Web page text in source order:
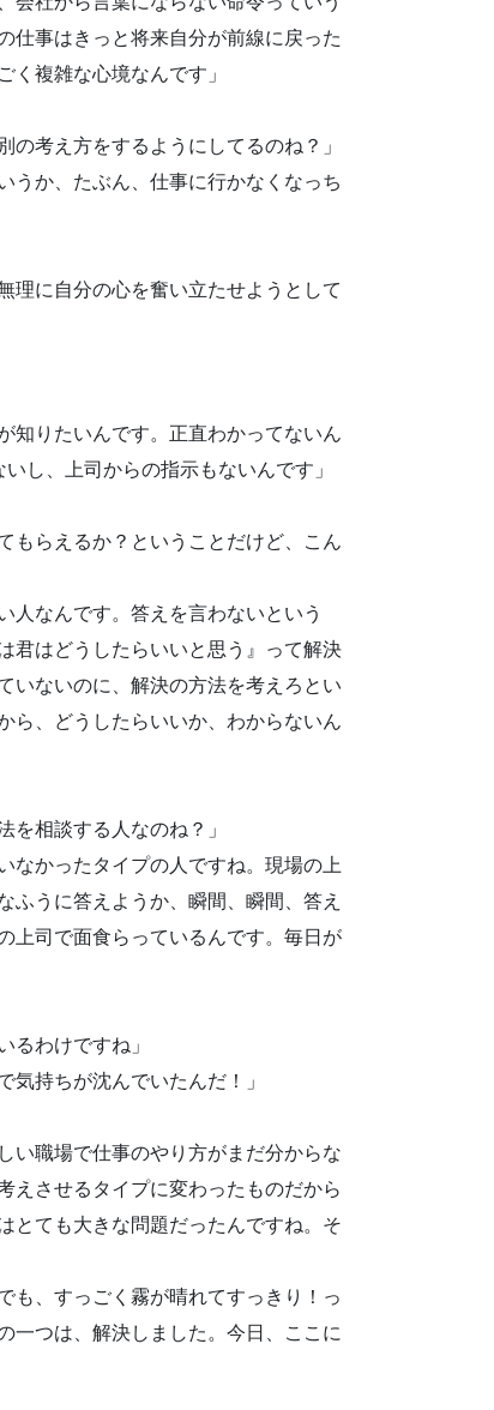
仕事はきっと将来自分が前線に戻った
く複雑な心境なんです」
の考え方をするようにしてるのね？」
うか、たぶん、仕事に行かなくなっち
理に自分の心を奮い立たせようとして
知りたいんです。正直わかってないん
し、上司からの指示もないんです」
もらえるか？ということだけど、こん
人なんです。答えを言わないという
君はどうしたらいいと思う』って解決
いないのに、解決の方法を考えろとい
ら、どうしたらいいか、わからないん
を相談する人なのね？」
なかったタイプの人ですね。現場の上
ふうに答えようか、瞬間、瞬間、答え
上司で面食らっているんです。毎日が
るわけですね」
気持ちが沈んでいたんだ！」
い職場で仕事のやり方がまだ分からな
えさせるタイプに変わったものだから
とても大きな問題だったんですね。そ
も、すっごく霧が晴れてすっきり！っ
一つは、解決しました。今日、ここに